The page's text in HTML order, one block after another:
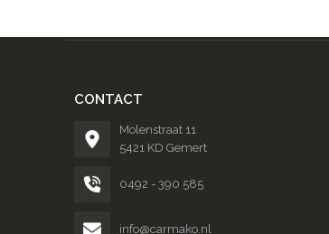
CONTACT
Molenstraat 11
5421 KD Gemert
0492 - 390 585
info@carmako.nl